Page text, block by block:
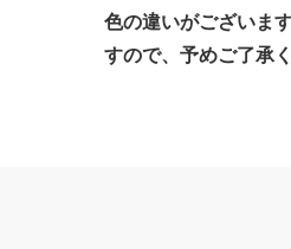
色の違いがございま
すので、予めご了承